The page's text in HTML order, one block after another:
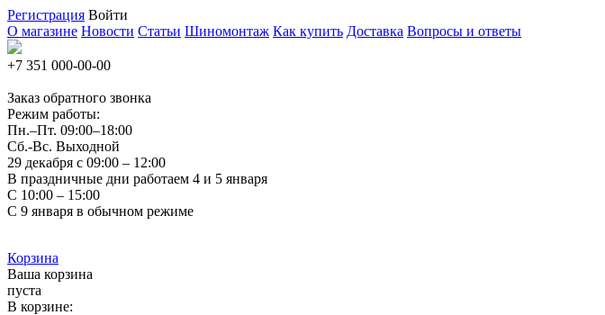
Регистрация Войти
О магазине Новости Статьи Шиномонтаж Как купить Доставка Вопросы и ответы
+7 351 000-00-00
Заказ обратного звонка
Режим работы:
Пн.–Пт. 09:00–18:00
Сб.-Вс. Выходной
29 декабря с 09:00 – 12:00
В праздничные дни работаем 4 и 5 января
С 10:00 – 15:00
С 9 января в обычном режиме
Корзина
Ваша корзина
пуста
В корзине: